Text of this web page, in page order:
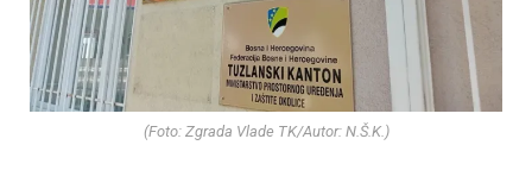
(Foto: Zgrada Vlade TK/Autor: N.Š.K.)